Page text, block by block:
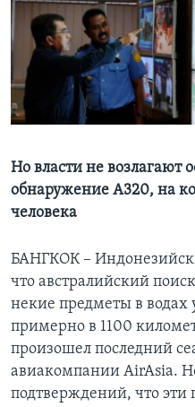
Learning English
СОЦИАЛЬНЫЕ СЕТИ
Языки
Но власти не возлагают
обнаружение А320, на
человека
БАНГКОК –
что австралийский
некие предметы в водах
примерно в 1100
произошел последний
авиакомпании AirAsia.
подтверждений, что эти